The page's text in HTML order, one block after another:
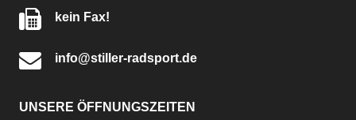
kein Fax!
info@stiller-radsport.de
UNSERE ÖFFNUNGSZEITEN